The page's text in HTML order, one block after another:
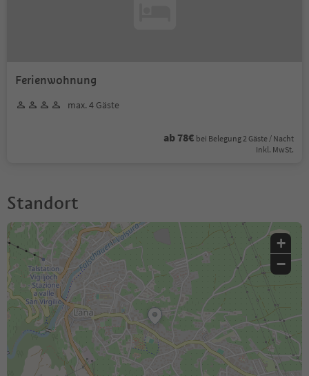
Ferienwohnung
max. 4 Gäste
ab 78€ bei Belegung 2 Gäste / Nacht
Inkl. MwSt.
Standort
+
−